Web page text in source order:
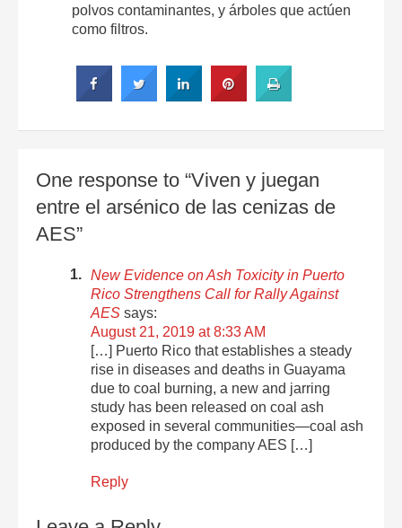
polvos contaminantes, y árboles que actúen
como filtros.
One response to “Viven y juegan
entre el arsénico de las cenizas de
AES”
New Evidence on Ash Toxicity in Puerto
Rico Strengthens Call for Rally Against
AES says:
August 21, 2019 at 8:33 AM
[…] Puerto Rico that establishes a steady
rise in diseases and deaths in Guayama
due to coal burning, a new and jarring
study has been released on coal ash
exposed in several communities—coal ash
produced by the company AES […]
Reply